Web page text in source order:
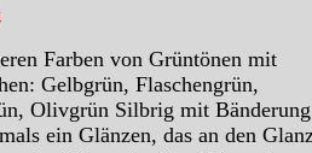
Farben von Grüntönen mit
Gelbgrün, Flaschengrün,
Olivgrün Silbrig mit
ein Glänzen, das an den